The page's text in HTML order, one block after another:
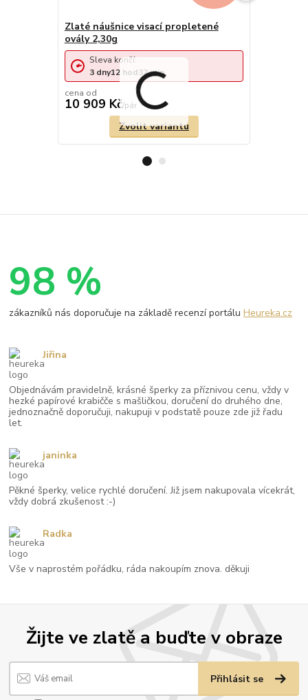
Zlaté náušnice visací propletené
ovály 2,30g
cena od
10 909 Kč/pár
Sleva končí:
3 dny12 hod32min
Zvolit variantu
Žijte ve zlatě a buďte v obraze
Přihlásit se
98 %
zákazníků nás doporučuje na základě recenzí portáluHeureka.cz
Objednávám pravidelně, krásné šperky za příznivou cenu, vždy v
hezké papírové krabičče s mašličkou, doručení do druhého dne,
jednoznačně doporučuji, nakupuji v podstatě pouze zde již řadu
let.
Jiřina
Pěkné šperky, velice rychlé doručení. Již jsem nakupovala vícekrát,
vždy dobrá zkušenost :-)
janinka
Vše v naprostém pořádku, ráda nakoupím znova. děkuji
Radka